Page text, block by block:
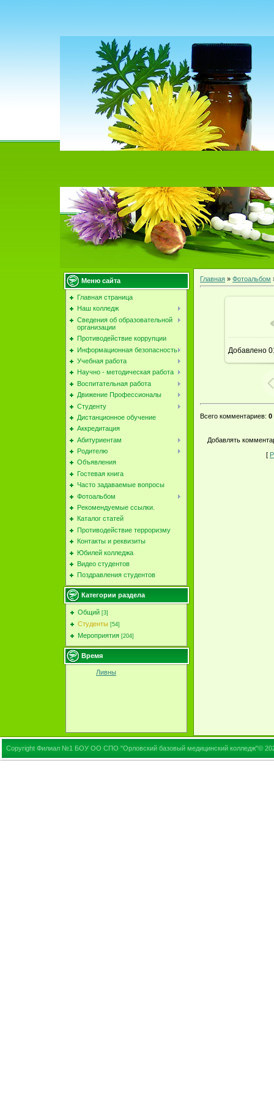
Меню сайта
Главная страница
Наш колледж
Сведения об образовательной
организации
Противодействие коррупции
Информационная безопасность
Учебная работа
Научно - методическая работа
Воспитательная работа
Движение Профессионалы
Студенту
Дистанционное обучение
Аккредитация
Абитуриентам
Родителю
Объявления
Гостевая книга
Часто задаваемые вопросы
Фотоальбом
Рекомендуемые ссылки.
Каталог статей
Противодействие терроризму
Контакты и реквизиты
Юбилей колледжа
Видео студентов
Поздравления студентов
Категории раздела
Общий [3]
Студенты [54]
Мероприятия [204]
Время
Ливны
Главная » Фотоальбом
В
Добавлено
Всего комментариев: 0
Добавлять
[
Copyright Филиал №1 БОУ ОО СПО "Орловский базовый медицинский колледж"©